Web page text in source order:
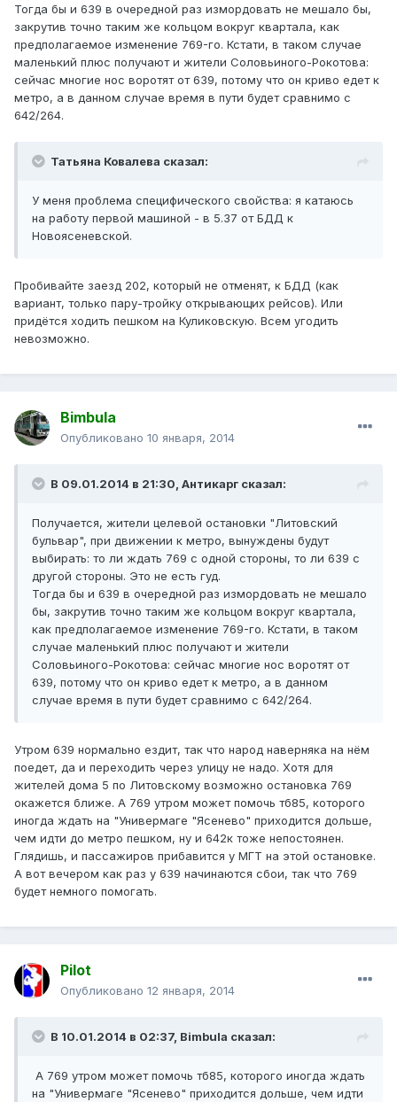
Тогда бы и 639 в очередной раз измордовать не мешало бы,
закрутив точно таким же кольцом вокруг квартала, как
предполагаемое изменение 769-го. Кстати, в таком случае
маленький плюс получают и жители Соловьиного-Рокотова:
сейчас многие нос воротят от 639, потому что он криво едет к
метро, а в данном случае время в пути будет сравнимо с
642/264.
Татьяна Ковалева сказал:
У меня проблема специфического свойства: я катаюсь
на работу первой машиной - в 5.37 от БДД к
Новоясеневской.
Пробивайте заезд 202, который не отменят, к БДД (как
вариант, только пару-тройку открывающих рейсов). Или
придётся ходить пешком на Куликовскую. Всем угодить
невозможно.
Bimbula
Опубликовано 10 января, 2014
В 09.01.2014 в 21:30, Антикарг сказал:
Получается, жители целевой остановки "Литовский
бульвар", при движении к метро, вынуждены будут
выбирать: то ли ждать 769 с одной стороны, то ли 639 с
другой стороны. Это не есть гуд.
Тогда бы и 639 в очередной раз измордовать не мешало
бы, закрутив точно таким же кольцом вокруг квартала,
как предполагаемое изменение 769-го. Кстати, в таком
случае маленький плюс получают и жители
Соловьиного-Рокотова: сейчас многие нос воротят от
639, потому что он криво едет к метро, а в данном
случае время в пути будет сравнимо с 642/264.
Утром 639 нормально ездит, так что народ наверняка на нём
поедет, да и переходить через улицу не надо. Хотя для
жителей дома 5 по Литовскому возможно остановка 769
окажется ближе. А 769 утром может помочь тб85, которого
иногда ждать на "Универмаге "Ясенево" приходится дольше,
чем идти до метро пешком, ну и 642к тоже непостоянен.
Глядишь, и пассажиров прибавится у МГТ на этой остановке.
А вот вечером как раз у 639 начинаются сбои, так что 769
будет немного помогать.
Pilot
Опубликовано 12 января, 2014
В 10.01.2014 в 02:37, Bimbula сказал:
А 769 утром может помочь тб85, которого иногда ждать
на "Универмаге "Ясенево" приходится дольше, чем идти